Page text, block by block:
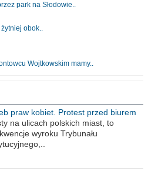
park na Słodowie..
obok..
Wojtkowskim mamy..
praw kobiet. Protest przed biurem
PiS
na ulicach polskich miast, to
wyroku Trybunału